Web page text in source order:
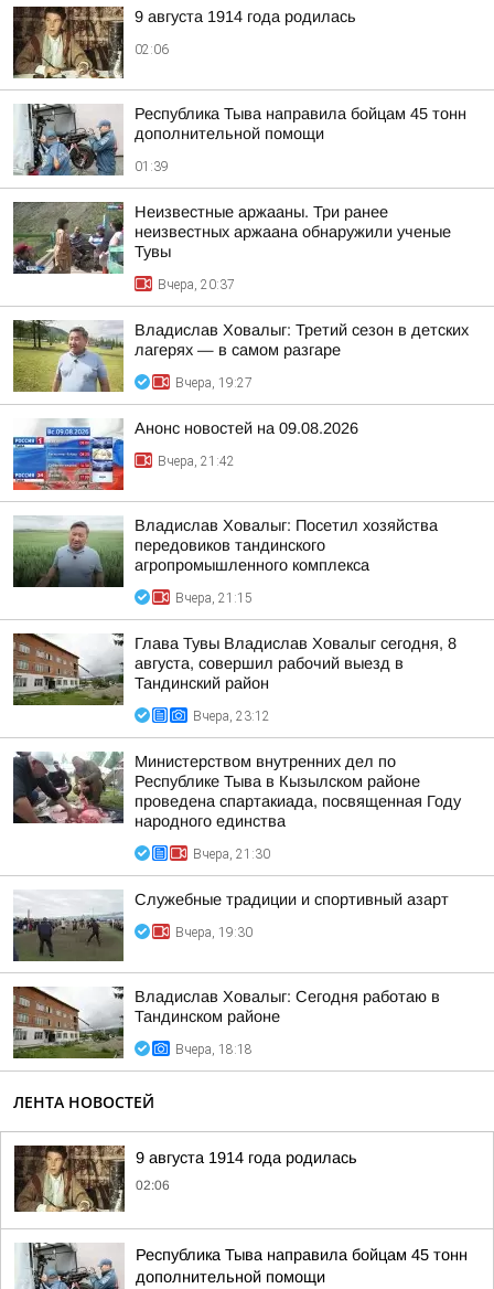
9 августа 1914 года родилась
02:06
Республика Тыва направила бойцам 45 тонн
дополнительной помощи
01:39
Неизвестные аржааны. Три ранее
неизвестных аржаана обнаружили ученые
Тувы
Вчера, 20:37
Владислав Ховалыг: Третий сезон в детских
лагерях — в самом разгаре
Вчера, 19:27
Анонс новостей на 09.08.2026
Вчера, 21:42
Владислав Ховалыг: Посетил хозяйства
передовиков тандинского
агропромышленного комплекса
Вчера, 21:15
Глава Тувы Владислав Ховалыг сегодня, 8
августа, совершил рабочий выезд в
Тандинский район
Вчера, 23:12
Министерством внутренних дел по
Республике Тыва в Кызылском районе
проведена спартакиада, посвященная Году
народного единства
Вчера, 21:30
Служебные традиции и спортивный азарт
Вчера, 19:30
Владислав Ховалыг: Сегодня работаю в
Тандинском районе
Вчера, 18:18
ЛЕНТА НОВОСТЕЙ
9 августа 1914 года родилась
02:06
Республика Тыва направила бойцам 45 тонн
дополнительной помощи